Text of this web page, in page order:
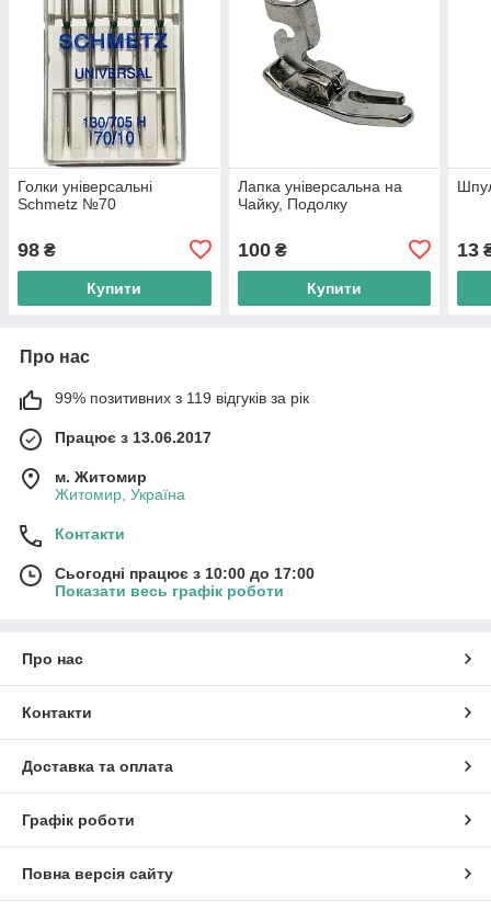
Голки універсальні
Schmetz №70
98 ₴
Купити
Лапка універсальна на
Чайку, Подолку
100₴
Купити
13
Про нас
99% позитивних з 119 відгуків за рік
Працює з 13.06.2017
м. Житомир
Житомир, Україна
Контакти
Сьогодні працює з 10:00 до 17:00
Показати весь графік роботи
Про нас
Контакти
Доставка та оплата
Графік роботи
Повна версія сайту